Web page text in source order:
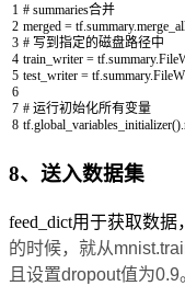
1
2
3
4
5
6
7
8
# summaries合并
merged = tf summary.
# 写到指定的磁盘路径中
train_writer = tf summary.
test_writer = tf summary.
# 运行初始化所有变量
tf global_variables_initializer()
8、送入数据集
feed_dict用于获取数据，
的时候，就从
且设置dropout值为